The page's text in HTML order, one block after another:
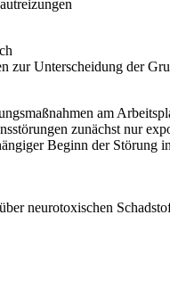
zur Unterscheidung der
am
zunächst nur
Beginn der Störung
neurotoxischen